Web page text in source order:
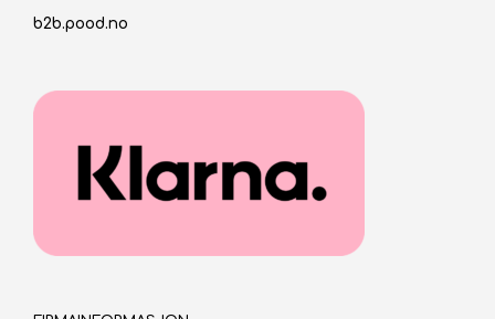
b2b.pood.no